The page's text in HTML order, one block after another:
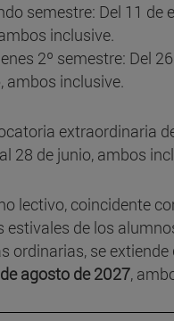
semestre: Del 11 de
inclusive.
2º semestre: Del
ambos inclusive.
extraordinaria
28 de junio, ambos
lectivo, coincidente
estivales de los
ordinarias, se extiende
agosto de 2027,